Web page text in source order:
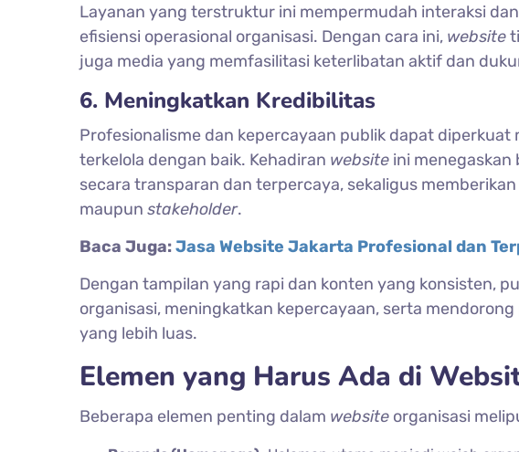
Layanan yang terstruktur ini mempermudah interaksi
efisiensi operasional organisasi. Dengan cara ini, website
juga media yang memfasilitasi keterlibatan aktif dan
6. Meningkatkan Kredibilitas
Profesionalisme dan kepercayaan publik dapat diperkuat
terkelola dengan baik. Kehadiran website ini menegaskan
secara transparan dan terpercaya, sekaligus
maupun stakeholder.
Baca Juga:Jasa Website Jakarta Profesional dan
Dengan tampilan yang rapi dan konten yang konsisten,
organisasi, meningkatkan kepercayaan, serta
yang lebih luas.
Elemen yang Harus Ada di
Beberapa elemen penting dalam website organisasi